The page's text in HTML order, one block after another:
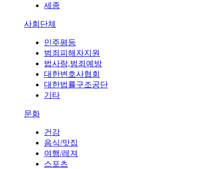
세종
사회단체
민주평등
범죄피해자지원
법사랑,범죄예방
대한변호사협회
대한법률구조공단
기타
문화
건강
음식/맛집
여행/레져
스포츠